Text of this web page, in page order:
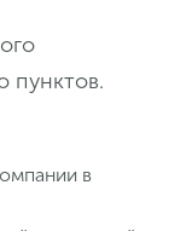
пунктов.
в